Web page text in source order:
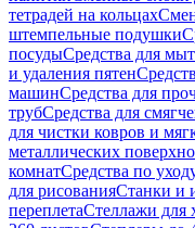
тетрадей на кольцах
штемпельные подушки
посудыСредства для
и удаления пятен
машинСредства для
трубСредства для
для чистки ковров и
металлических
комнатСредства по
для рисованияСтанки и
переплетаСтеллажи для